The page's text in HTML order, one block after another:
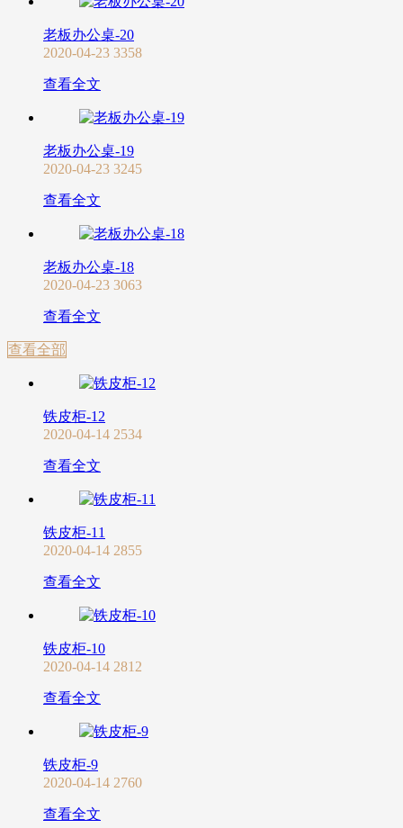
老板办公桌-20
2020-04-23 3358
查看全文
老板办公桌-19
2020-04-23 3245
查看全文
老板办公桌-18
2020-04-23 3063
查看全文
查看全部
铁皮柜-12
2020-04-14 2534
查看全文
铁皮柜-11
2020-04-14 2855
查看全文
铁皮柜-10
2020-04-14 2812
查看全文
铁皮柜-9
2020-04-14 2760
查看全文